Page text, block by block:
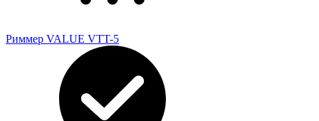
Риммер VALUE VTT-5